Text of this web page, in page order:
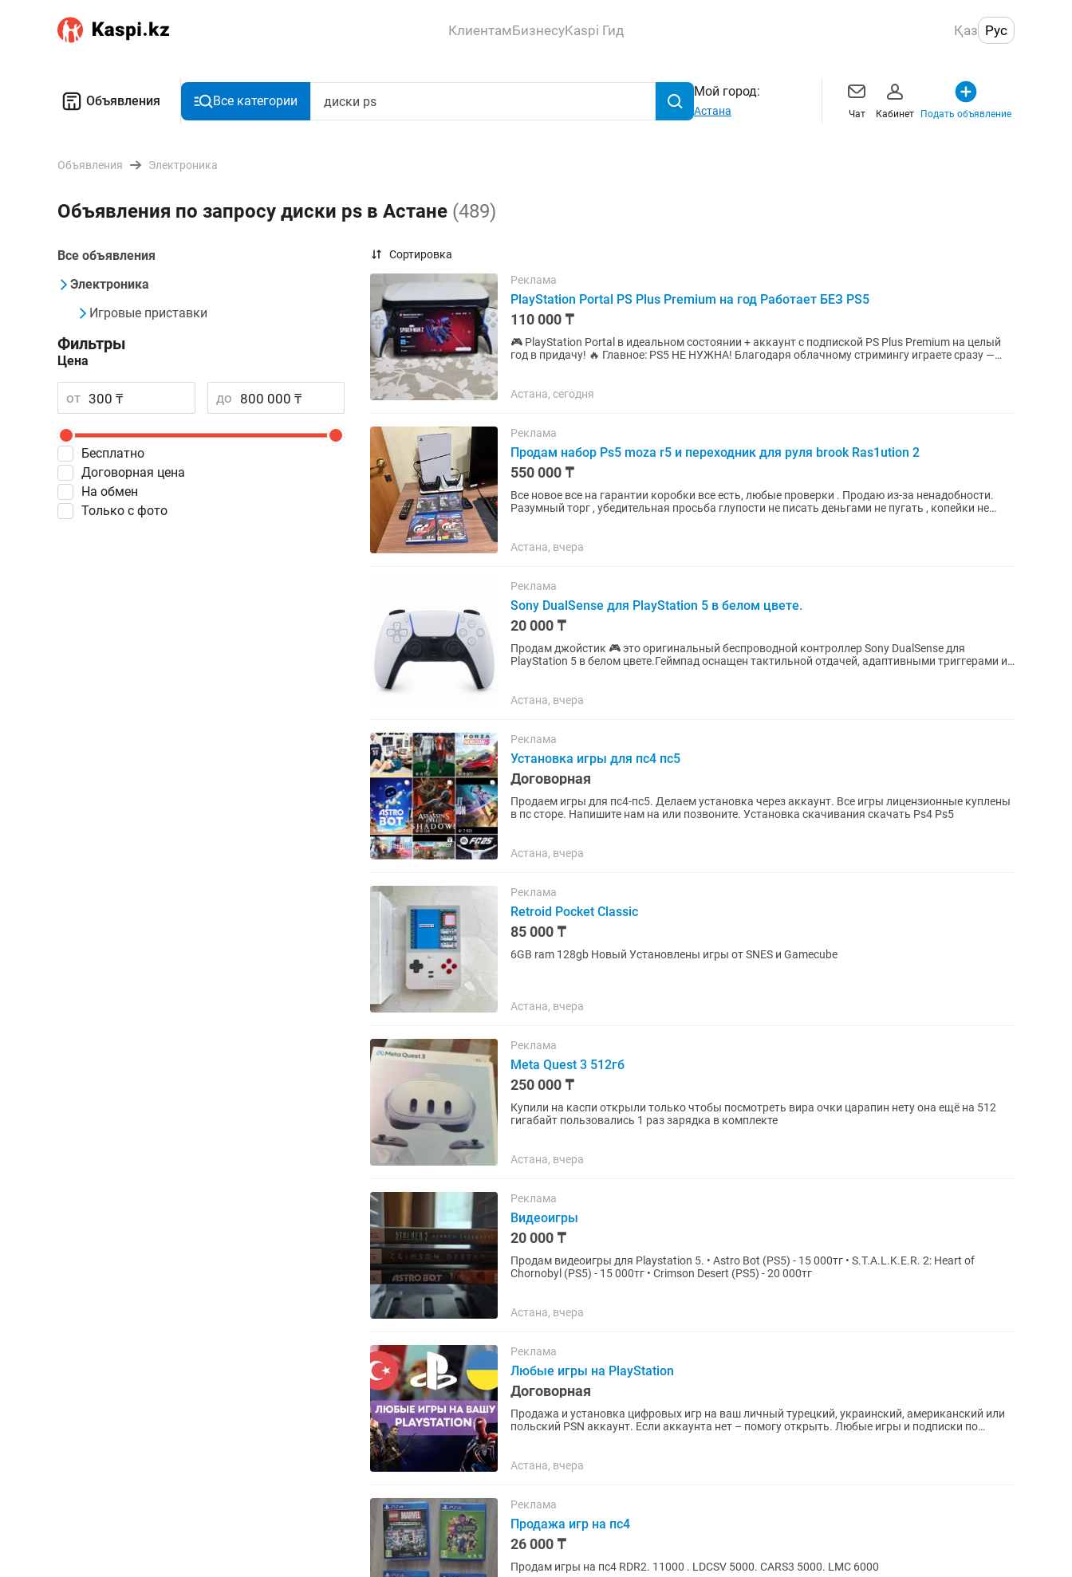
КлиентамБизнесуKaspi Гид Қаз Рус
Объявления Все категории
Мой город:
Астана Чат Кабинет Подать объявление
Объявления Электроника
Объявления по запросу диски ps в Астане (489)
Все объявления
Электроника
Игровые приставки
Фильтры
Цена
от до
Бесплатно
Договорная цена
На обмен
Только с фото
Сортировка
Реклама
PlayStation Portal PS Plus Premium на год Работает БЕЗ PS5
110 000 ₸
🎮 PlayStation Portal в идеальном состоянии + аккаунт с подпиской PS Plus Premium на целый
год в придачу! 🔥 Главное: PS5 НЕ НУЖНА! Благодаря облачному стримингу играете сразу —
Астана, сегодня
Реклама
Продам набор Ps5 moza r5 и переходник для руля brook Ras1ution 2
550 000 ₸
Все новое все на гарантии коробки все есть, любые проверки . Продаю из-за ненадобности.
Разумный торг , убедительная просьба глупости не писать деньгами не пугать , копейки не
Астана, вчера
Реклама
Sony DualSense для PlayStation 5 в белом цвете.
20 000 ₸
Продам джойстик 🎮 это оригинальный беспроводной контроллер Sony DualSense для
PlayStation 5 в белом цвете.Геймпад оснащен тактильной отдачей, адаптивными триггерами и
Астана, вчера
Реклама
Установка игры для пс4 пс5
Договорная
Продаем игры для пс4-пс5. Делаем установка через аккаунт. Все игры лицензионные куплены
в пс сторе. Напишите нам на или позвоните. Установка скачивания скачать Ps4 Ps5
Астана, вчера
Реклама
Retroid Pocket Classic
85 000 ₸
6GB ram 128gb Новый Установлены игры от SNES и Gamecube
Астана, вчера
Реклама
Meta Quest 3 512гб
250 000 ₸
Купили на каспи открыли только чтобы посмотреть вира очки царапин нету она ещё на 512
гигабайт пользовались 1 раз зарядка в комплекте
Астана, вчера
Реклама
Видеоигры
20 000 ₸
Продам видеоигры для Playstation 5. • Astro Bot (PS5) - 15 000тг • S.T.A.L.K.E.R. 2: Heart of
Chornobyl (PS5) - 15 000тг • Crimson Desert (PS5) - 20 000тг
Астана, вчера
Реклама
Любые игры на PlayStation
Договорная
Продажа и установка цифровых игр на ваш личный турецкий, украинский, американский или
польский PSN аккаунт. Если аккаунта нет – помогу открыть. Любые игры и подписки по
Астана, вчера
Реклама
Продажа игр на пс4
26 000 ₸
Продам игры на пс4 RDR2. 11000 . LDCSV 5000. CARS3 5000. LMC 6000